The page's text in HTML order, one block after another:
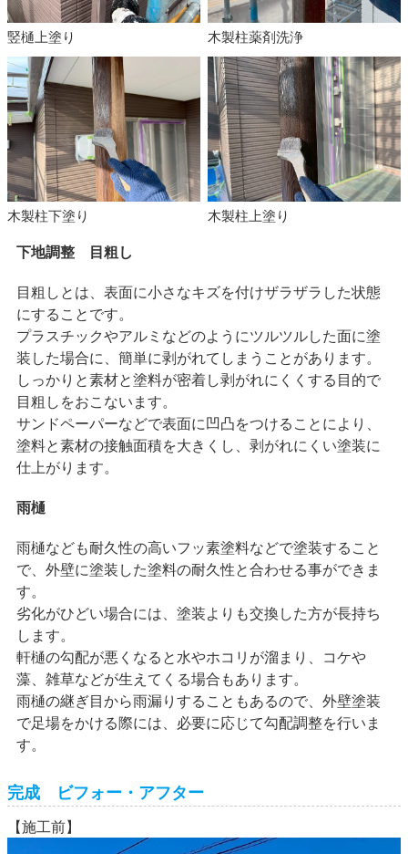
竪樋上塗り 木製柱薬剤洗浄
木製柱下塗り 木製柱上塗り
下地調整 目粗し
目粗しとは、表面に小さなキズを付けザラザラした状態
にすることです。
プラスチックやアルミなどのようにツルツルした面に塗
装した場合に、簡単に剥がれてしまうことがあります。
しっかりと素材と塗料が密着し剥がれにくくする目的で
目粗しをおこないます。
サンドペーパーなどで表面に凹凸をつけることにより、
塗料と素材の接触面積を大きくし、剥がれにくい塗装に
仕上がります。
雨樋
雨樋なども耐久性の高いフッ素塗料などで塗装すること
で、外壁に塗装した塗料の耐久性と合わせる事ができま
す。
劣化がひどい場合には、塗装よりも交換した方が長持ち
します。
軒樋の勾配が悪くなると水やホコリが溜まり、コケや
藻、雑草などが生えてくる場合もあります。
雨樋の継ぎ目から雨漏りすることもあるので、外壁塗装
で足場をかける際には、必要に応じて勾配調整を行いま
す。
完成 ビフォー・アフター
【施工前】